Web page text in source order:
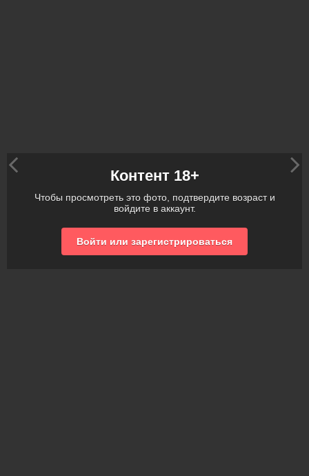
Контент 18+
Чтобы просмотреть это фото, подтвердите возраст и
войдите в аккаунт.
Войти или зарегистрироваться